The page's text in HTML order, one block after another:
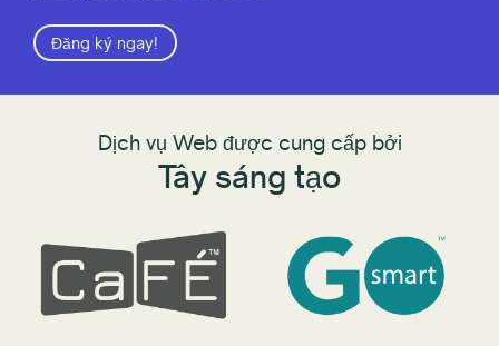
Đăng ký ngay!
Dịch vụ Web được cung cấp bởi
Tây sáng tạo